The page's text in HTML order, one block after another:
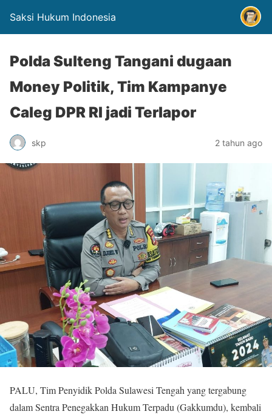
Saksi Hukum Indonesia
Polda Sulteng Tangani dugaan
Money Politik, Tim Kampanye
Caleg DPR RI jadi Terlapor
skp 2 tahun ago
PALU, Tim Penyidik Polda Sulawesi Tengah yang tergabung
dalam Sentra Penegakkan Hukum Terpadu (Gakkumdu), kembali